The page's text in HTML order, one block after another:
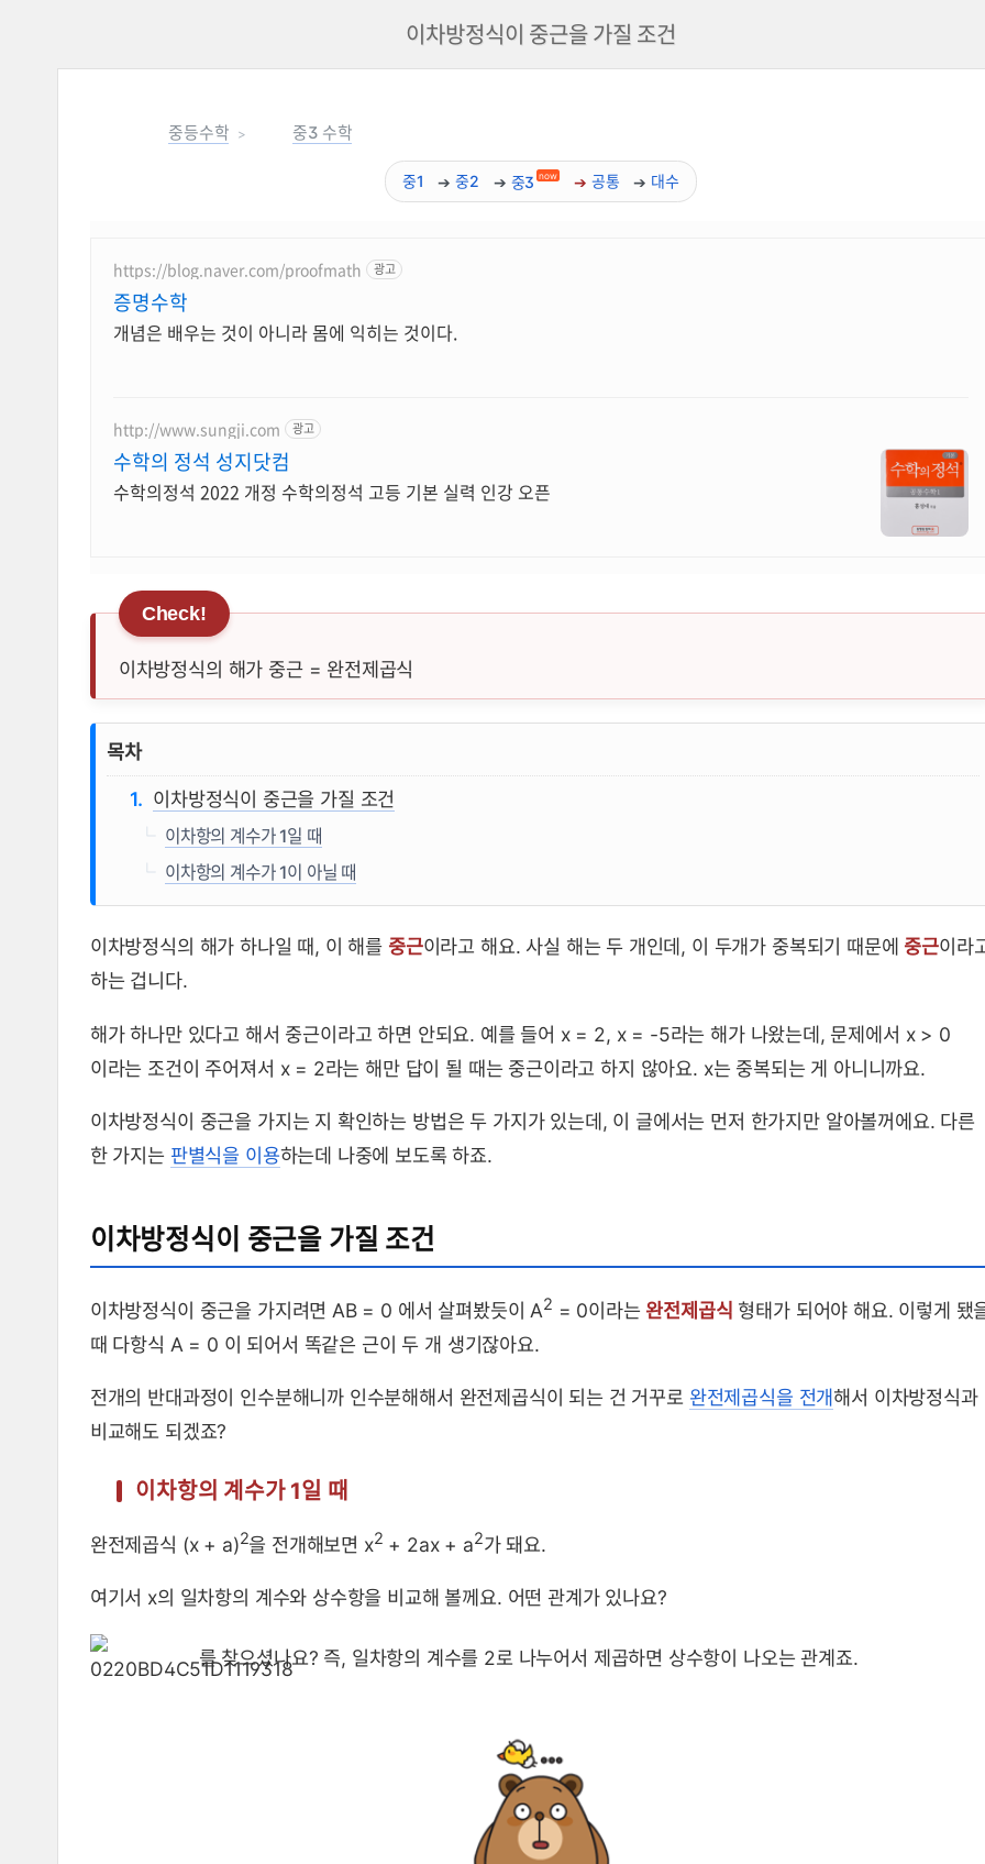
이차방정식이 중근을 가질 조건
중등수학 중3 수학
중1 중2 중3 now 공통 대수
https://blog.naver.com/proofmath 광고
증명수학
개념은 배우는 것이 아니라 몸에 익히는 것이다.
http://www.sungji.com 광고
수학의 정석 성지닷컴
수학의정석 2022 개정 수학의정석 고등 기본 실력 인강 오픈
이차방정식의 해가 중근 = 완전제곱식
이차방정식이 중근을 가질 조건 뜻, 성질, 공식 요약 및 예제
목차
이차방정식이 중근을 가질 조건
이차항의 계수가 1일 때
이차항의 계수가 1이 아닐 때
이차방정식의 해가 하나일 때, 이 해를 중근이라고 해요. 사실 해는 두 개인데, 이 두개가 중복되기 때문에 중근이라
하는 겁니다.
해가 하나만 있다고 해서 중근이라고 하면 안되요. 예를 들어 x = 2, x = -5라는 해가 나왔는데, 문제에서 x > 0
이라는 조건이 주어져서 x = 2라는 해만 답이 될 때는 중근이라고 하지 않아요. x는 중복되는 게 아니니까요.
이차방정식이 중근을 가지는 지 확인하는 방법은 두 가지가 있는데, 이 글에서는 먼저 한가지만 알아볼꺼에요. 다른
한 가지는 판별식을 이용하는데 나중에 보도록 하죠.
이차방정식이 중근을 가질 조건
이차방정식이 중근을 가지려면 AB = 0 에서 살펴봤듯이 A2 = 0이라는 완전제곱식 형태가 되어야 해요. 이렇게 됐
때 다항식 A = 0 이 되어서 똑같은 근이 두 개 생기잖아요.
전개의 반대과정이 인수분해니까 인수분해해서 완전제곱식이 되는 건 거꾸로 완전제곱식을 전개해서 이차방정식과
비교해도 되겠죠?
이차항의 계수가 1일 때
완전제곱식 (x + a)2을 전개해보면 x2 + 2ax + a2가 돼요.
여기서 x의 일차항의 계수와 상수항을 비교해 볼께요. 어떤 관계가 있나요?
를 찾으셨나요? 즉, 일차항의 계수를 2로 나누어서 제곱하면 상수항이 나오는 관계죠.